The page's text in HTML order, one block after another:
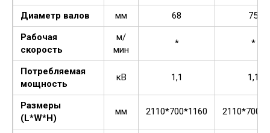
Диаметр валов мм 68
75
Рабочая
скорость
м/
мин
* *
Потребляемая
мощность
кВ 1,1 1,1
Размеры
(L*W*H)
мм 2110*700*1160